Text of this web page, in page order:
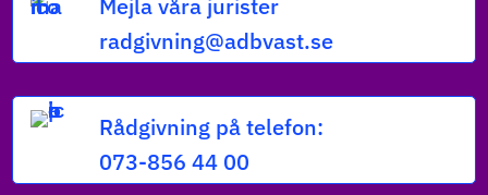
Mejla våra jurister
radgivning@adbvast.se
Rådgivning på telefon:
073-856 44 00